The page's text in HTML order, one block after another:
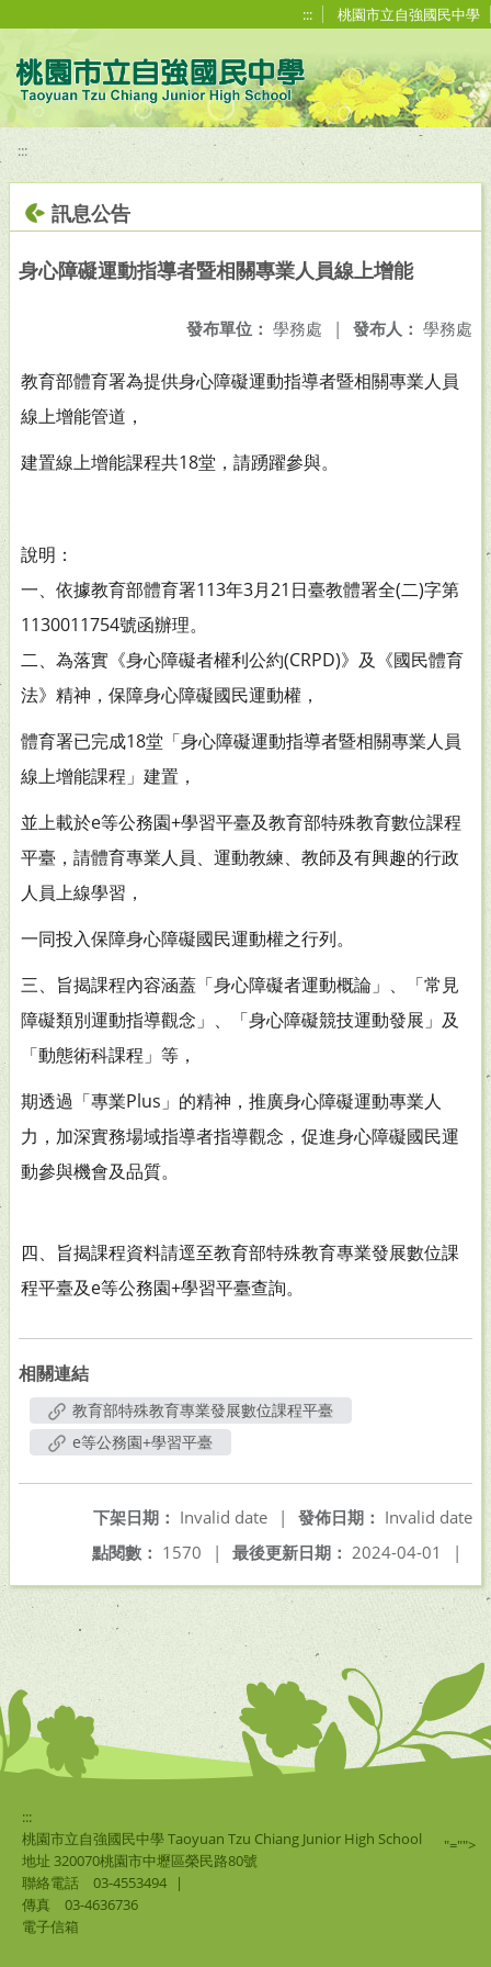
::: 桃園市立自強國民中學
:::
訊息公告
身心障礙運動指導者暨相關專業人員線上增能
發布人： 學務處
發布單位： 學務處 |
教育部體育署為提供身心障礙運動指導者暨相關專業人員
線上增能管道，
建置線上增能課程共18堂，請踴躍參與。
說明：
一、依據教育部體育署113年3月21日臺教體署全(二)字第
1130011754號函辦理。
二、為落實《身心障礙者權利公約(CRPD)》及《國民體育
法》精神，保障身心障礙國民運動權，
體育署已完成18堂「身心障礙運動指導者暨相關專業人員
線上增能課程」建置，
並上載於e等公務園+學習平臺及教育部特殊教育數位課程
平臺，請體育專業人員、運動教練、教師及有興趣的行政
人員上線學習，
一同投入保障身心障礙國民運動權之行列。
三、旨揭課程內容涵蓋「身心障礙者運動概論」、「常見
障礙類別運動指導觀念」、「身心障礙競技運動發展」及
「動態術科課程」等，
期透過「專業Plus」的精神，推廣身心障礙運動專業人
力，加深實務場域指導者指導觀念，促進身心障礙國民運
動參與機會及品質。
四、旨揭課程資料請逕至教育部特殊教育專業發展數位課
程平臺及e等公務園+學習平臺查詢。
相關連結
教育部特殊教育專業發展數位課程平臺
e等公務園+學習平臺
發佈日期： Invalid date
下架日期： Invalid date
|
最後更新日期： 2024-04-01 |
點閱數： 1570 |
:::
桃園市立自強國民中學 Taoyuan Tzu Chiang Junior High School
地址 320070桃園市中壢區榮民路80號
聯絡電話
03-4553494
|
傳真
03-4636736
電子信箱
"="">